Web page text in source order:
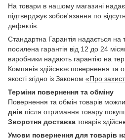
На товари в нашому магазині
підтверджує зобов'язання по
дефектів.
Стандартна Гарантія надається на
посилена гарантія від 12 до 24
виробники надають гарантію на
Компанія здійснює повернення та
якості згідно із Законом «Про
Терміни повернення та обміну
Повернення та обмін товарів
днів після отримання товару
Зворотня доставка товарів
Умови повернення для товарів